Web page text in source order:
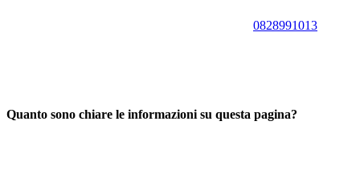
0828991013
Quanto sono chiare le informazioni su questa pagina?